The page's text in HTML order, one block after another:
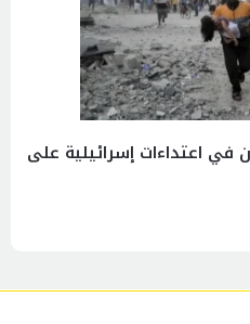
اعتداءات إسرائيلية على